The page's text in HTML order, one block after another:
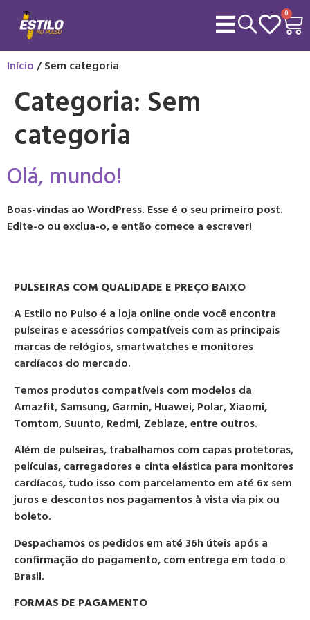
0
Início / Sem categoria
Categoria: Sem
categoria
Olá, mundo!
Boas-vindas ao WordPress. Esse é o seu primeiro post.
Edite-o ou exclua-o, e então comece a escrever!
PULSEIRAS COM QUALIDADE E PREÇO BAIXO
A Estilo no Pulso é a loja online onde você encontra
pulseiras e acessórios compatíveis com as principais
marcas de relógios, smartwatches e monitores
cardíacos do mercado.
Temos produtos compatíveis com modelos da
Amazfit, Samsung, Garmin, Huawei, Polar, Xiaomi,
Tomtom, Suunto, Redmi, Zeblaze, entre outros.
Além de pulseiras, trabalhamos com capas protetoras,
películas, carregadores e cinta elástica para monitores
cardíacos, tudo isso com parcelamento em até 6x sem
juros e descontos nos pagamentos à vista via pix ou
boleto.
Despachamos os pedidos em até 36h úteis após a
confirmação do pagamento, com entrega em todo o
Brasil.
FORMAS DE PAGAMENTO